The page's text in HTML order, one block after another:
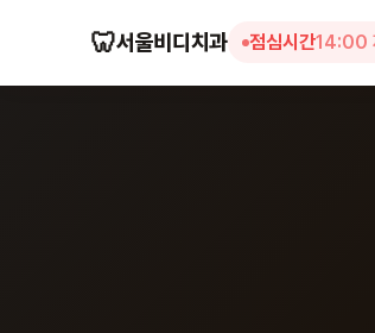
🦷서울비디치과 점심시간14:00